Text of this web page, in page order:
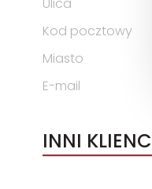
Kod pocztowy
Miasto
E-mail
INNI